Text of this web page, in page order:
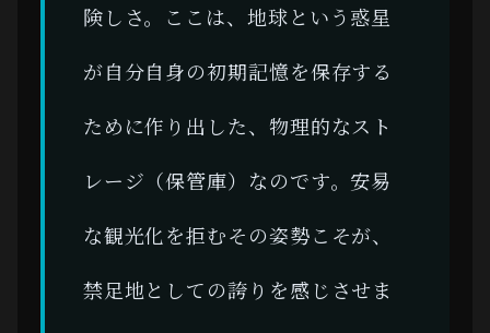
険しさ。ここは、地球という惑星
が自分自身の初期記憶を保存する
ために作り出した、物理的なスト
レージ（保管庫）なのです。安易
な観光化を拒むその姿勢こそが、
禁足地としての誇りを感じさせま